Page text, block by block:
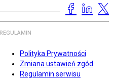
REGULAMIN
Polityka Prywatności
Zmiana ustawień zgód
Regulamin serwisu